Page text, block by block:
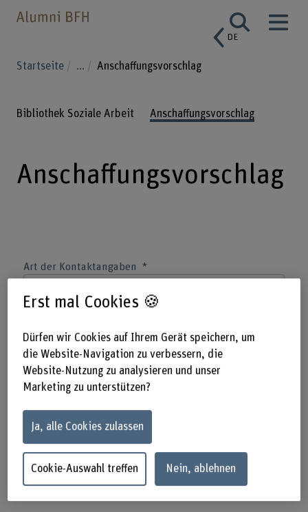
DE
Startseite ... Anschaffungsvorschlag
Bibliothek Soziale Arbeit Anschaffungsvorschlag
Anschaffungsvorschlag
Art der Kontaktangaben
Korrespondenzsprache
Erst mal Cookies 🍪
Dürfen wir Cookies auf Ihrem Gerät speichern, um
die Website-Navigation zu verbessern, die
Website-Nutzung zu analysieren und unser
Marketing zu unterstützen?
Ja, alle Cookies zulassen
Cookie-Auswahl treffen Nein, ablehnen